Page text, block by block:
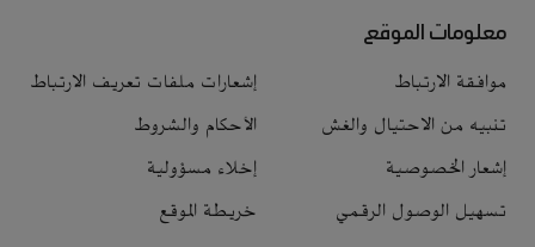
معلومات الموقع
موافقة الارتباط
إشعارات ملفات تعريف الارتباط
تنبيه من الاحتيال والغش
الأحكام والشروط
إشعار الخصوصية
إخلاء مسؤولية
تسهيل الوصول الرقمي
خريطة الموقع